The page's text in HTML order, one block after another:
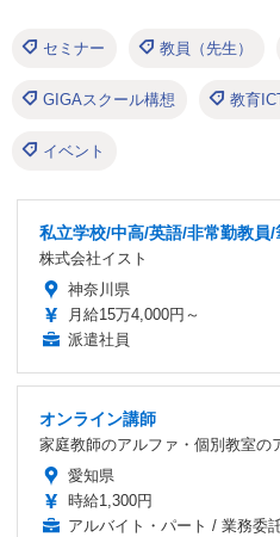
セミナー 教員（先生）
GIGAスクール構想 教育
イベント
私立学校/中高/英語/非常勤教員
株式会社イスト
神奈川県
月給15万4,000円～
派遣社員
オンライン講師
家庭教師のアルファ・個別教室の
愛知県
時給1,300円
アルバイト・パート / 業務委